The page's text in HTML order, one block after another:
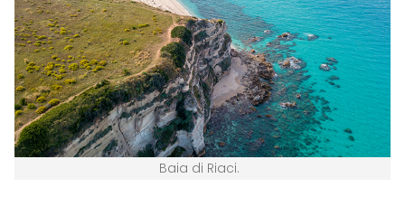
Baia di Riaci.